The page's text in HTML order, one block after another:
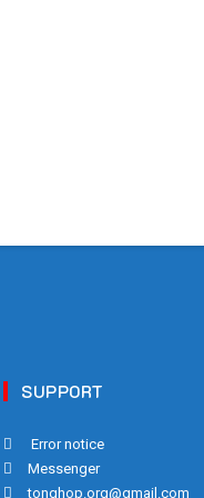
SUPPORT
Error notice
Messenger
tonghop.org@gmail.com